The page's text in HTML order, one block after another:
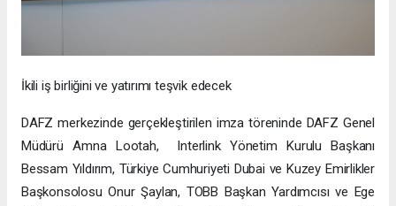
İkili iş birliğini ve yatırımı teşvik edecek
DAFZ merkezinde gerçekleştirilen imza töreninde DAFZ Genel
Müdürü Amna Lootah, Interlink Yönetim Kurulu Başkanı
Bessam Yıldırım, Türkiye Cumhuriyeti Dubai ve Kuzey Emirlikler
Başkonsolosu Onur Şaylan, TOBB Başkan Yardımcısı ve Ege